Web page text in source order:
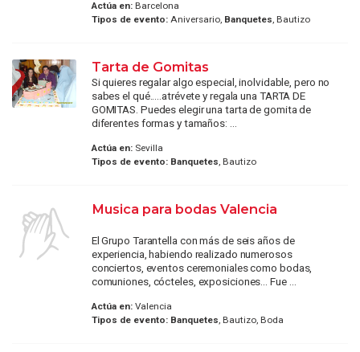
Actúa en:Barcelona
Tipos de evento:Aniversario, Banquetes , Bautizo
Tarta de Gomitas
Si quieres regalar algo especial, inolvidable, pero no
sabes el qué.....atrévete y regala una TARTA DE
GOMITAS. Puedes elegir una tarta de gomita de
diferentes formas y tamaños: ...
Actúa en:Sevilla
Tipos de evento: Banquetes, Bautizo
Musica para bodas Valencia
El Grupo Tarantella con más de seis años de
experiencia, habiendo realizado numerosos
conciertos, eventos ceremoniales como bodas,
comuniones, cócteles, exposiciones… Fue ...
Actúa en:Valencia
Tipos de evento: Banquetes, Bautizo, Boda